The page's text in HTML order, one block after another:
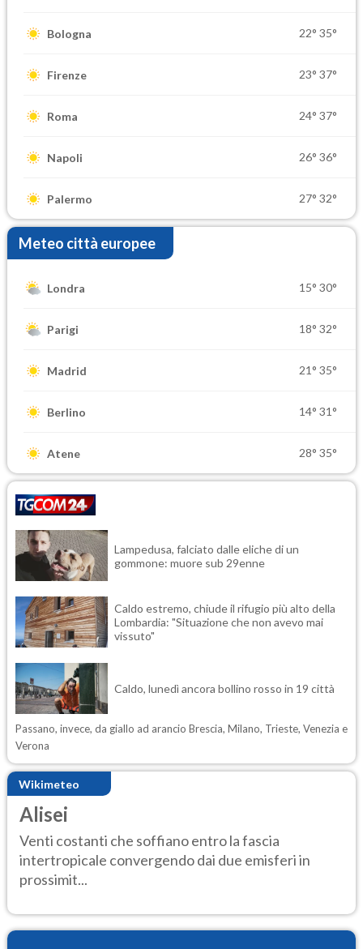
Bologna 22° 35°
Firenze 23° 37°
Roma 24° 37°
Napoli 26° 36°
Palermo 27° 32°
Meteo città europee
Londra 15° 30°
Parigi 18° 32°
Madrid 21° 35°
Berlino 14° 31°
Atene 28° 35°
Lampedusa, falciato dalle eliche di un
gommone: muore sub 29enne
Caldo estremo, chiude il rifugio più alto della
Lombardia: "Situazione che non avevo mai
vissuto"
Caldo, lunedì ancora bollino rosso in 19 città
Passano, invece, da giallo ad arancio Brescia, Milano, Trieste, Venezia e
Verona
Wikimeteo
Alisei
Venti costanti che soffiano entro la fascia
intertropicale convergendo dai due emisferi in
prossimit...